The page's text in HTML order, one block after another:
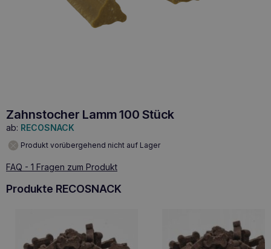
Zahnstocher Lamm 100 Stück
ab: RECOSNACK
Produkt vorübergehend nicht auf Lager
FAQ - 1 Fragen zum Produkt
Produkte RECOSNACK